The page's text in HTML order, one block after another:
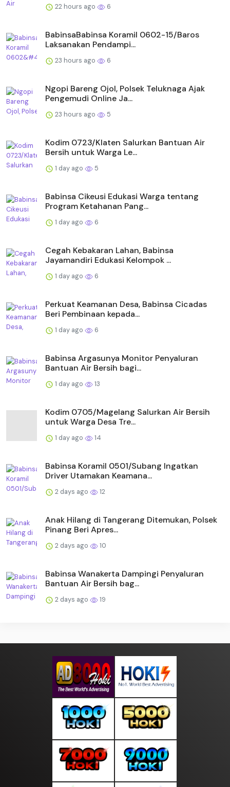
22 hours ago 6
BabinsaBabinsa Koramil 0602-15/Baros
Laksanakan Pendampi...
23 hours ago 6
Ngopi Bareng Ojol, Polsek Teluknaga Ajak
Pengemudi Online Ja...
23 hours ago 5
Kodim 0723/Klaten Salurkan Bantuan Air
Bersih untuk Warga Le...
1 day ago 5
Babinsa Cikeusi Edukasi Warga tentang
Program Ketahanan Pang...
1 day ago 6
Cegah Kebakaran Lahan, Babinsa
Jayamandiri Edukasi Kelompok ...
1 day ago 6
Perkuat Keamanan Desa, Babinsa Cicadas
Beri Pembinaan kepada...
1 day ago 6
Babinsa Argasunya Monitor Penyaluran
Bantuan Air Bersih bagi...
1 day ago 13
Kodim 0705/Magelang Salurkan Air Bersih
untuk Warga Desa Tre...
1 day ago 14
Babinsa Koramil 0501/Subang Ingatkan
Driver Utamakan Keamana...
2 days ago 12
Anak Hilang di Tangerang Ditemukan, Polsek
Pinang Beri Apres...
2 days ago 10
Babinsa Wanakerta Dampingi Penyaluran
Bantuan Air Bersih bag...
2 days ago 19